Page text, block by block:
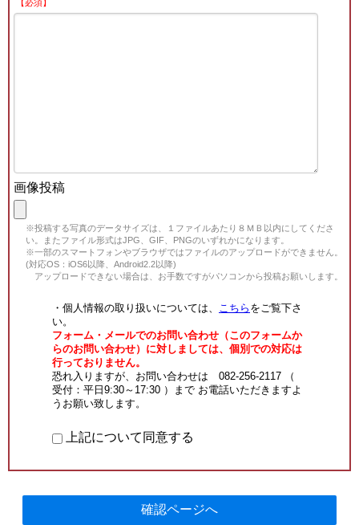
【必須】
画像投稿
※投稿する写真のデータサイズは、１ファイルあたり８ＭＢ以内にしてくださ
い。またファイル形式はJPG、GIF、PNGのいずれかになります。
※一部のスマートフォンやブラウザではファイルのアップロードができません。
(対応OS：iOS6以降、Android2.2以降)
アップロードできない場合は、お手数ですがパソコンから投稿お願いします。
・個人情報の取り扱いについては、 こちら をご覧下さ
い。
フォーム・メールでのお問い合わせ（このフォームか
らのお問い合わせ）に対しましては、個別での対応は
行っておりません。
恐れ入りますが、お問い合わせは 082-256-2117 （
受付：平日9:30～17:30 ）まで お電話いただきますよ
うお願い致します。
上記について同意する
確認ページへ